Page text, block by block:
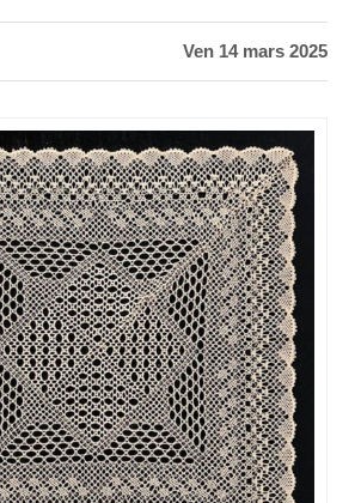
Ven 14 mars 2025